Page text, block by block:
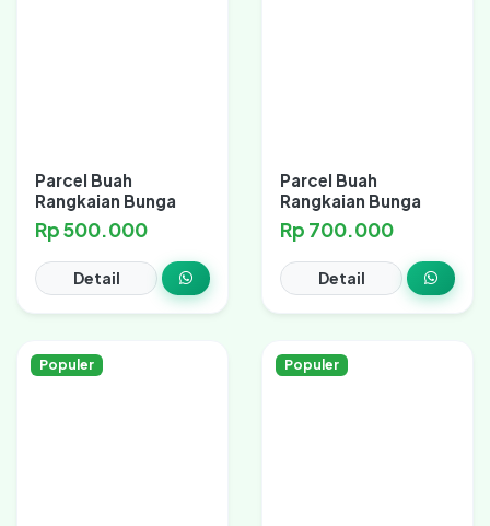
Parcel Buah
Rangkaian Bunga
Rp 500.000
Detail
Parcel Buah
Rangkaian Bunga
Rp 700.000
Detail
Populer Populer